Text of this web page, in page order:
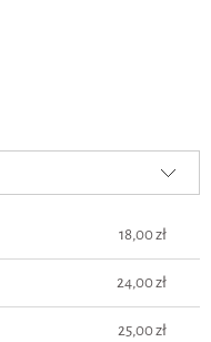
18,00 zł
24,00 zł
25,00 zł